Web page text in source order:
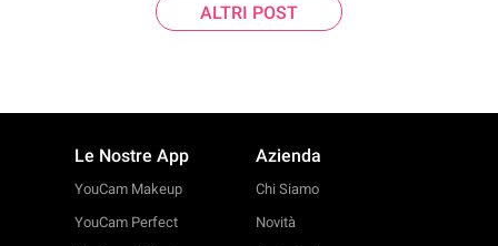
ALTRI POST
Le Nostre App
YouCam Makeup
YouCam Perfect
Azienda
Chi Siamo
Novità